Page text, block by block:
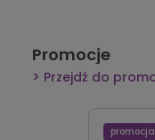
Promocje
Przejdź do
promocja